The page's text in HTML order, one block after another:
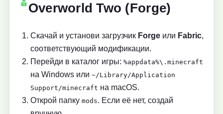
Overworld Two (Forge)
Скачай и установи загрузчик Forge или Fabric,
соответствующий модификации.
Перейди в каталог игры: %appdata%\.minecraft
на Windows или ~/Library/Application
Support/minecraft на macOS.
Открой папку mods. Если её нет, создай